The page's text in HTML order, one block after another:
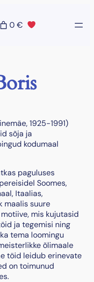
0 €
1925-1991)
sõja ja
kodumaal
paguluses
Soomes,
Itaalias,
maalis suure
mis kujutasid
ja tegemisi ning
tema loomingu
õlimaale
töid leidub erinevate
on toimunud